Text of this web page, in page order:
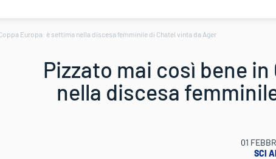
Europa: è settima nella discesa femminile di Chatel vinta da Ager
Pizzato mai così bene
nella discesa
01
SCI